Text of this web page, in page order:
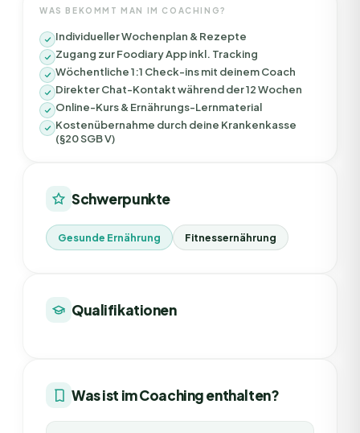
WAS BEKOMMT MAN IM COACHING?
Individueller Wochenplan & Rezepte
Zugang zur Foodiary App inkl. Tracking
Wöchentliche 1:1 Check-ins mit deinem Coach
Direkter Chat-Kontakt während der 12 Wochen
Online-Kurs & Ernährungs-Lernmaterial
Kostenübernahme durch deine Krankenkasse
(§20 SGB V)
Schwerpunkte
Gesunde Ernährung Fitnessernährung
Qualifikationen
Was ist im Coaching enthalten?